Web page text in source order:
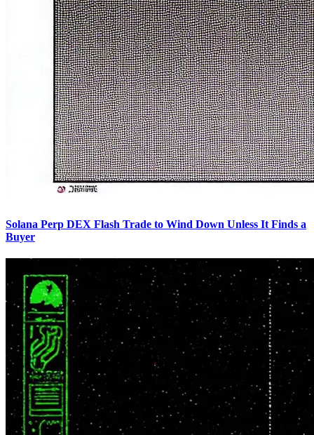
Solana Perp DEX Flash Trade to Wind Down Unless It Finds a
Buyer